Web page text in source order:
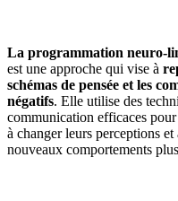
La programmation neuro-
est une approche qui vise à
schémas de pensée et les
négatifs. Elle utilise des
communication efficaces
à changer leurs perceptions et
nouveaux comportements